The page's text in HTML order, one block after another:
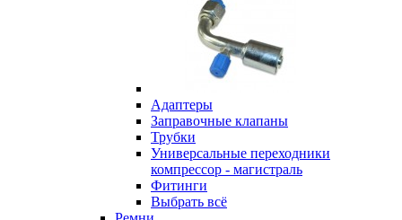
Адаптеры
Заправочные клапаны
Трубки
Универсальные переходники
компрессор - магистраль
Фитинги
Выбрать всё